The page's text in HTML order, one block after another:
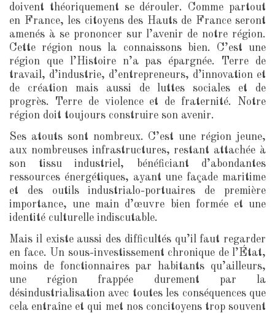
doivent théoriquement se dérouler. Comme partout
en France, les citoyens des Hauts de France seront
amenés à se prononcer sur l’avenir de notre région.
Cette région nous la connaissons bien. C’est une
région que l’Histoire n’a pas épargnée. Terre de
travail, d’industrie, d’entrepreneurs, d’innovation et
de création mais aussi de luttes sociales et de
progrès. Terre de violence et de fraternité. Notre
région doit toujours construire son avenir.
Ses atouts sont nombreux. C’est une région jeune,
aux nombreuses infrastructures, restant attachée à
son tissu industriel, bénéficiant d’abondantes
ressources énergétiques, ayant une façade maritime
et des outils industrialo-portuaires de première
importance, une main d’œuvre bien formée et une
identité culturelle indiscutable.
Mais il existe aussi des difficultés qu’il faut regarder
en face. Un sous-investissement chronique de l’État,
moins de fonctionnaires par habitants qu’ailleurs,
une région frappée durement par la
désindustrialisation avec toutes les conséquences que
cela entraîne et qui met nos concitoyens trop souvent